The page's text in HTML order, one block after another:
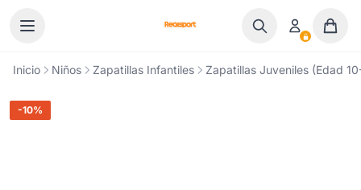
Inicio Niños Zapatillas Infantiles Zapatillas Juveniles (Edad
-10%